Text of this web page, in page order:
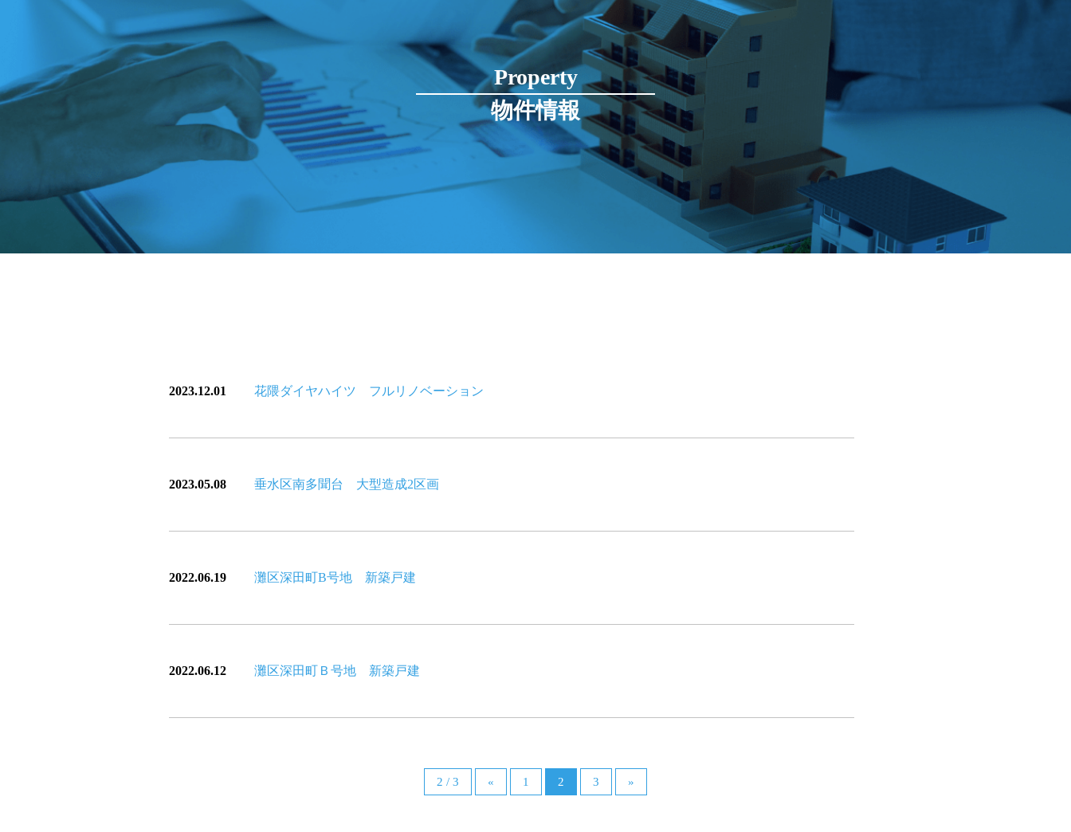
Property
物件情報
2023.12.01 花隈ダイヤハイツ フルリノベーション
2023.05.08 垂水区南多聞台 大型造成2区画
2022.06.19 灘区深田町B号地 新築戸建
2022.06.12 灘区深田町Ｂ号地 新築戸建
2 / 3 « 1 2 3 »